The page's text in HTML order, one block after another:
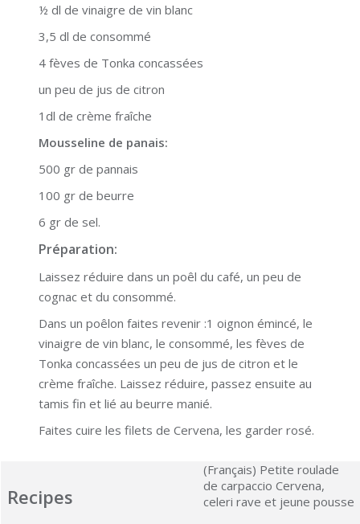
½ dl de vinaigre de vin blanc
3,5 dl de consommé
4 fèves de Tonka concassées
un peu de jus de citron
1dl de crème fraîche
Mousseline de panais:
500 gr de pannais
100 gr de beurre
6 gr de sel.
Préparation:
Laissez réduire dans un poêl du café, un peu de
cognac et du consommé.
Dans un poêlon faites revenir :1 oignon émincé, le
vinaigre de vin blanc, le consommé, les fèves de
Tonka concassées un peu de jus de citron et le
crème fraîche. Laissez réduire, passez ensuite au
tamis fin et lié au beurre manié.
Faites cuire les filets de Cervena, les garder rosé.
Recipes
(Français) Petite roulade
de carpaccio Cervena,
celeri rave et jeune pousse